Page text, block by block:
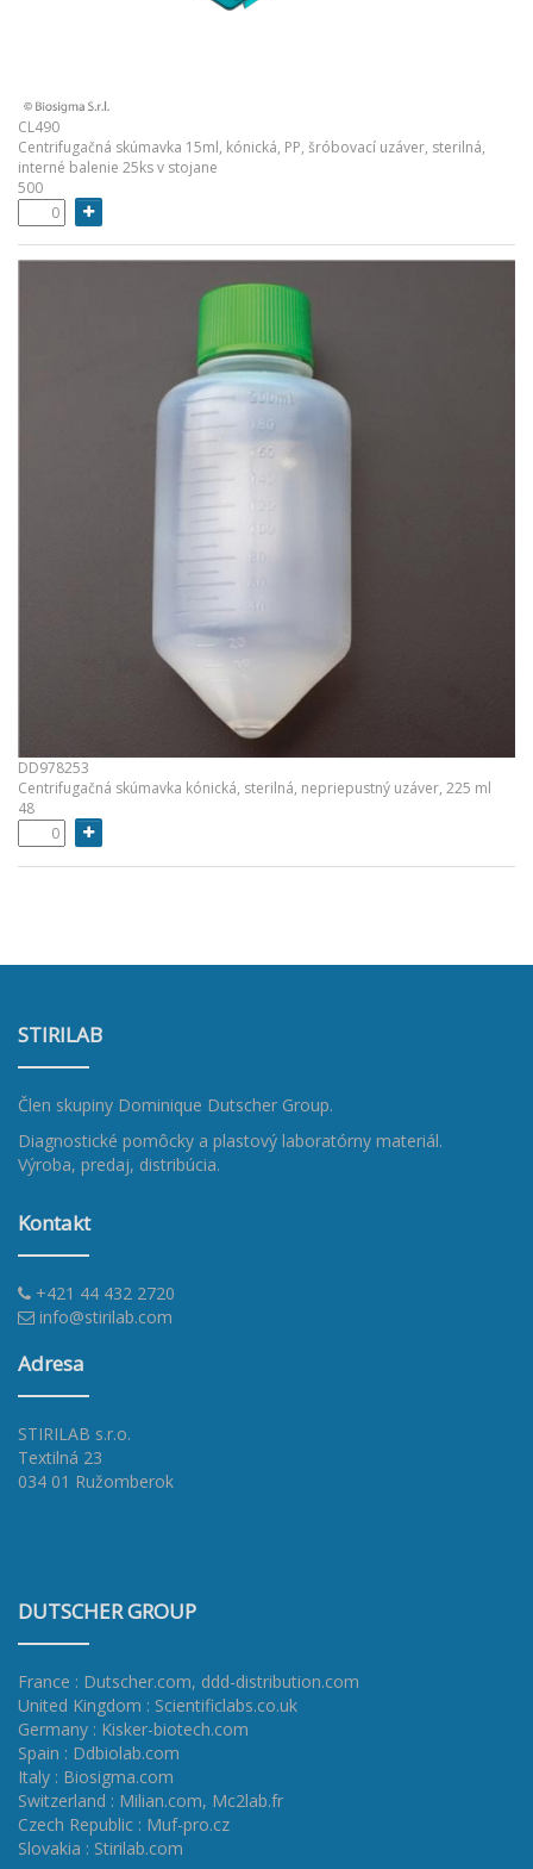
CL490
Centrifugačná skúmavka 15ml, kónická, PP, šróbovací uzáver, sterilná,
interné balenie 25ks v stojane
500
DD978253
Centrifugačná skúmavka kónická, sterilná, nepriepustný uzáver, 225 ml
48
STIRILAB
Člen skupiny Dominique Dutscher Group.
Diagnostické pomôcky a plastový laboratórny materiál.
Výroba, predaj, distribúcia.
Kontakt
+421 44 432 2720
info@stirilab.com
Adresa
STIRILAB s.r.o.
Textilná 23
034 01 Ružomberok
DUTSCHER GROUP
France : Dutscher.com, ddd-distribution.com
United Kingdom : Scientificlabs.co.uk
Germany : Kisker-biotech.com
Spain : Ddbiolab.com
Italy : Biosigma.com
Switzerland : Milian.com, Mc2lab.fr
Czech Republic : Muf-pro.cz
Slovakia : Stirilab.com